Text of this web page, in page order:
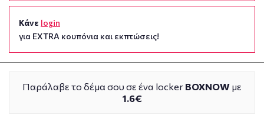
Κάνε login
για EXTRA κουπόνια και εκπτώσεις!
Παράλαβε το δέμα σου σε ένα locker BOXNOW με
1.6€